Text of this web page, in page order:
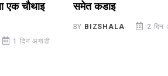
अगाडी
समेत कडाइ
BIZSHALA 2 दिन अगाडी